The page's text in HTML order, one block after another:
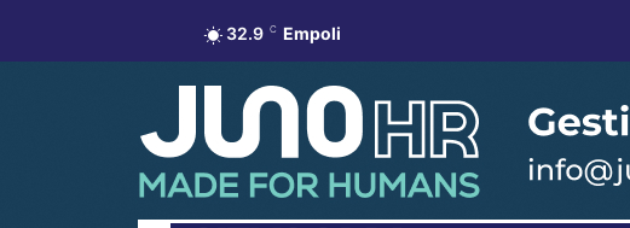
32.9 C Empoli